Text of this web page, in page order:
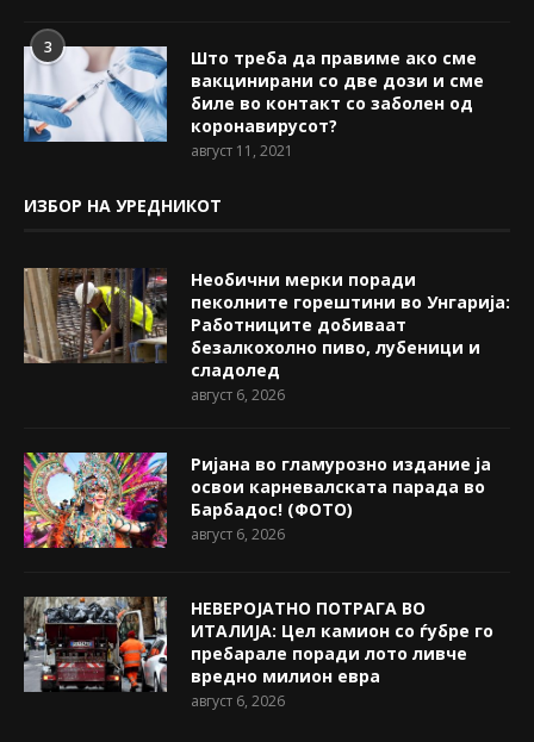
3
Што треба да правиме ако сме
вакцинирани со две дози и сме
биле во контакт со заболен од
коронавирусот?
август 11, 2021
ИЗБОР НА УРЕДНИКОТ
Необични мерки поради
пеколните горештини во Унгарија:
Работниците добиваат
безалкохолно пиво, лубеници и
сладолед
август 6, 2026
Ријана во гламурозно издание ја
освои карневалската парада во
Барбадос! (ФОТО)
август 6, 2026
НЕВЕРОЈАТНО ПОТРАГА ВО
ИТАЛИЈА: Цел камион со ѓубре го
пребарале поради лото ливче
вредно милион евра
август 6, 2026